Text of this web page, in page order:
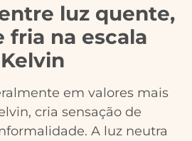
luz quente,
fria na escala
Kelvin
em valores mais
cria sensação de
A luz neutra